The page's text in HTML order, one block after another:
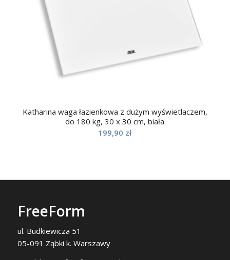
Katharina waga łazienkowa z dużym wyświetlaczem,
do 180 kg, 30 x 30 cm, biała
199,90 zł
FreeForm
ul. Budkiewicza 51
05-091 Ząbki k. Warszawy